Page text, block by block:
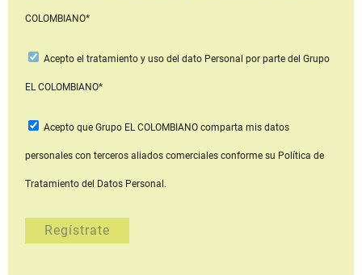
COLOMBIANO*
Acepto el tratamiento y uso del dato Personal por parte del Grupo
EL COLOMBIANO*
Acepto que Grupo EL COLOMBIANOcomparta mis datos
personales con terceros aliados comerciales conforme su Política de
Tratamiento del Datos Personal.